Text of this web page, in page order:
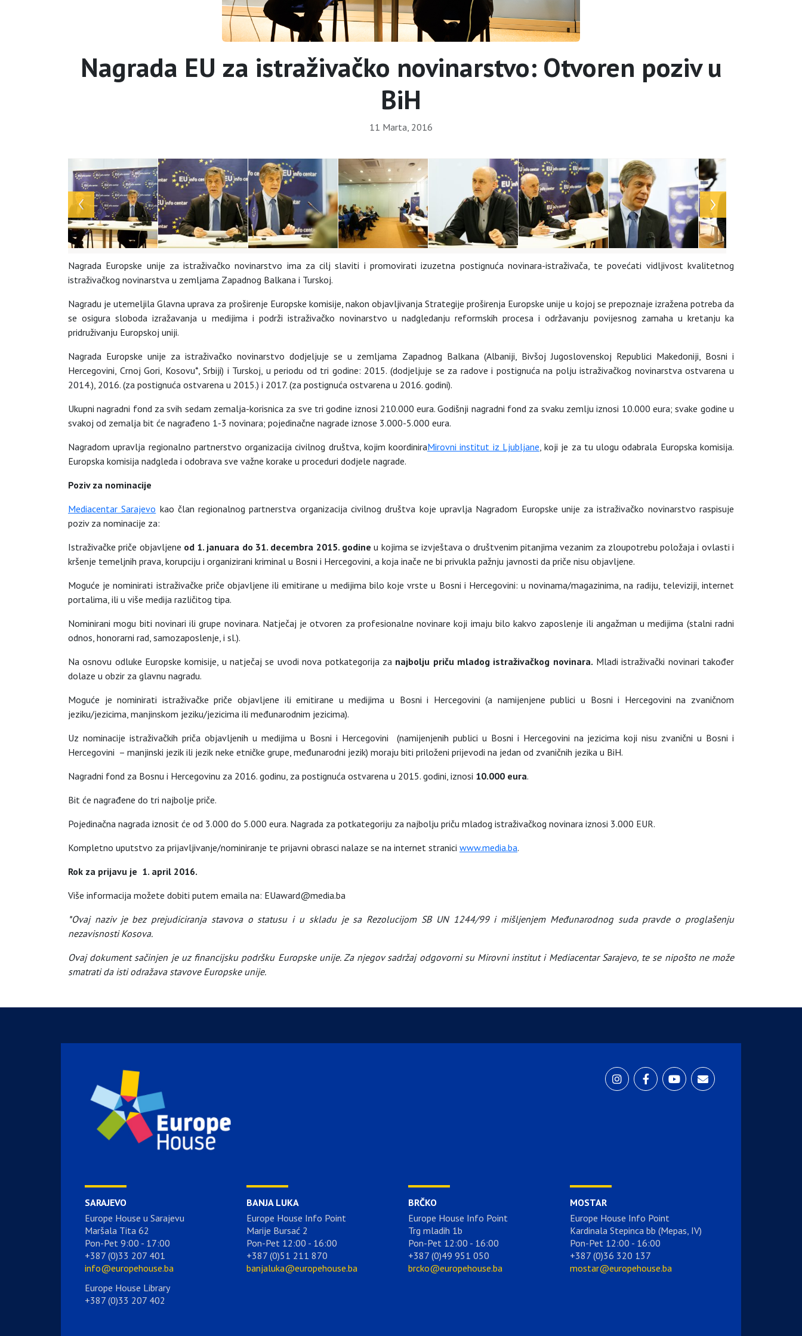
Nagrada EU za istraživačko novinarstvo: Otvoren poziv u
BiH
11 Marta, 2016
Nagrada Europske unije za istraživačko novinarstvo ima za cilj slaviti i promovirati izuzetna postignuća novinara-istraživača, te povećati vidljivost kvalitetnog
istraživačkog novinarstva u zemljama Zapadnog Balkana i Turskoj.
Nagradu je utemeljila Glavna uprava za proširenje Europske komisije, nakon objavljivanja Strategije proširenja Europske unije u kojoj se prepoznaje izražena potreba da
se osigura sloboda izražavanja u medijima i podrži istraživačko novinarstvo u nadgledanju reformskih procesa i održavanju povijesnog zamaha u kretanju ka
pridruživanju Europskoj uniji.
Nagrada Europske unije za istraživačko novinarstvo dodjeljuje se u zemljama Zapadnog Balkana (Albaniji, Bivšoj Jugoslovenskoj Republici Makedoniji, Bosni i
Hercegovini, Crnoj Gori, Kosovu*, Srbiji) i Turskoj, u periodu od tri godine: 2015. (dodjeljuje se za radove i postignuća na polju istraživačkog novinarstva ostvarena u
2014.), 2016. (za postignuća ostvarena u 2015.) i 2017. (za postignuća ostvarena u 2016. godini).
Ukupni nagradni fond za svih sedam zemalja-korisnica za sve tri godine iznosi 210.000 eura. Godišnji nagradni fond za svaku zemlju iznosi 10.000 eura; svake godine u
svakoj od zemalja bit će nagrađeno 1-3 novinara; pojedinačne nagrade iznose 3.000-5.000 eura.
Nagradom upravlja regionalno partnerstvo organizacija civilnog društva, kojim koordiniraMirovni institut iz Ljubljane, koji je za tu ulogu odabrala Europska komisija.
Europska komisija nadgleda i odobrava sve važne korake u proceduri dodjele nagrade.
Poziv za nominacije
Mediacentar Sarajevo kao član regionalnog partnerstva organizacija civilnog društva koje upravlja Nagradom Europske unije za istraživačko novinarstvo raspisuje
poziv za nominacije za:
Istraživačke priče objavljene od 1. januara do 31. decembra 2015. godine u kojima se izvještava o društvenim pitanjima vezanim za zloupotrebu položaja i ovlasti i
kršenje temeljnih prava, korupciju i organizirani kriminal u Bosni i Hercegovini, a koja inače ne bi privukla pažnju javnosti da priče nisu objavljene.
Moguće je nominirati istraživačke priče objavljene ili emitirane u medijima bilo koje vrste u Bosni i Hercegovini: u novinama/magazinima, na radiju, televiziji, internet
portalima, ili u više medija različitog tipa.
Nominirani mogu biti novinari ili grupe novinara. Natječaj je otvoren za profesionalne novinare koji imaju bilo kakvo zaposlenje ili angažman u medijima (stalni radni
odnos, honorarni rad, samozaposlenje, i sl.).
Na osnovu odluke Europske komisije, u natječaj se uvodi nova potkategorija za najbolju priču mladog istraživačkog novinara. Mladi istraživački novinari također
dolaze u obzir za glavnu nagradu.
Moguće je nominirati istraživačke priče objavljene ili emitirane u medijima u Bosni i Hercegovini (a namijenjene publici u Bosni i Hercegovini na zvaničnom
jeziku/jezicima, manjinskom jeziku/jezicima ili međunarodnim jezicima).
Uz nominacije istraživačkih priča objavljenih u medijima u Bosni i Hercegovini (namijenjenih publici u Bosni i Hercegovini na jezicima koji nisu zvanični u Bosni i
Hercegovini – manjinski jezik ili jezik neke etničke grupe, međunarodni jezik) moraju biti priloženi prijevodi na jedan od zvaničnih jezika u BiH.
Nagradni fond za Bosnu i Hercegovinu za 2016. godinu, za postignuća ostvarena u 2015. godini, iznosi 10.000 eura.
Bit će nagrađene do tri najbolje priče.
Pojedinačna nagrada iznosit će od 3.000 do 5.000 eura. Nagrada za potkategoriju za najbolju priču mladog istraživačkog novinara iznosi 3.000 EUR.
Kompletno uputstvo za prijavljivanje/nominiranje te prijavni obrasci nalaze se na internet stranici www.media.ba.
Rok za prijavu je 1. april 2016.
Više informacija možete dobiti putem emaila na: EUaward@media.ba
*Ovaj naziv je bez prejudiciranja stavova o statusu i u skladu je sa Rezolucijom SB UN 1244/99 i mišljenjem Međunarodnog suda pravde o proglašenju
nezavisnosti Kosova.
Ovaj dokument sačinjen je uz financijsku podršku Europske unije. Za njegov sadržaj odgovorni su Mirovni institut i Mediacentar Sarajevo, te se nipošto ne može
smatrati da isti odražava stavove Europske unije.
SARAJEVO
Europe House u Sarajevu
Maršala Tita 62
Pon-Pet 9:00 - 17:00
+387 (0)33 207 401
info@europehouse.ba
Europe House Library
+387 (0)33 207 402
BANJA LUKA
Europe House Info Point
Marije Bursać 2
Pon-Pet 12:00 - 16:00
+387 (0)51 211 870
banjaluka@europehouse.ba
BRČKO
Europe House Info Point
Trg mladih 1b
Pon-Pet 12:00 - 16:00
+387 (0)49 951 050
brcko@europehouse.ba
MOSTAR
Europe House Info Point
Kardinala Stepinca bb (Mepas, IV)
Pon-Pet 12:00 - 16:00
+387 (0)36 320 137
mostar@europehouse.ba